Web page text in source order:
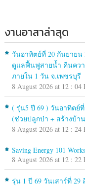
งานอาสาล่าสุด
วันอาทิตย์ที่ 20 กันยายน
ดูแลฟื้นฟูสายน้ำ คืนคว
ภายใน 1 วัน จ.เพชรบุรี
8 August 2026 at 12 : 04
( รุ่น5 ปี 69 ) วันอาทิตย์
(ช่วยปลูกป่า + สร้างบ้
8 August 2026 at 12 : 24
Saving Energy 101
8 August 2026 at 12 : 22
รุ่น 1 ปี 69 วันเสาร์ที่